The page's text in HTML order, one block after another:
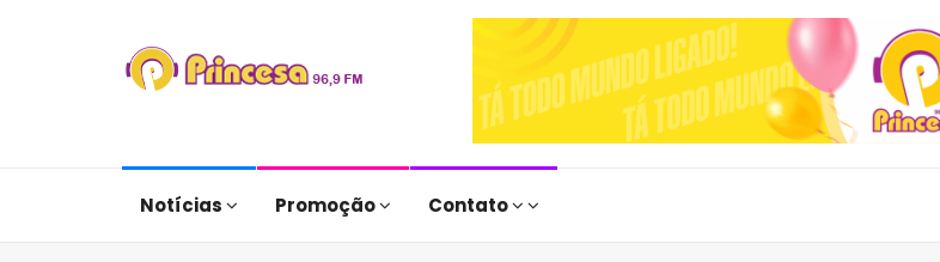
Notícias Promoção Contato